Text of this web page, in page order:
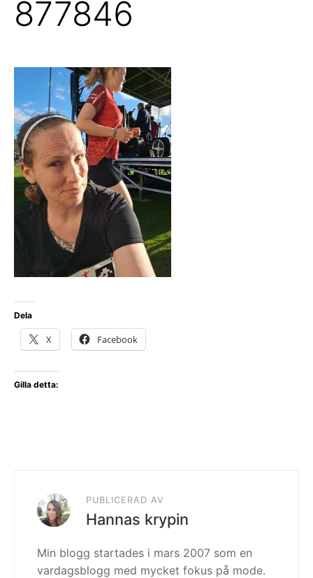
877846
Dela
X Facebook
Gilla detta:
PUBLICERAD AV
Hannas krypin
Min blogg startades i mars 2007 som en
vardagsblogg med mycket fokus på mode.